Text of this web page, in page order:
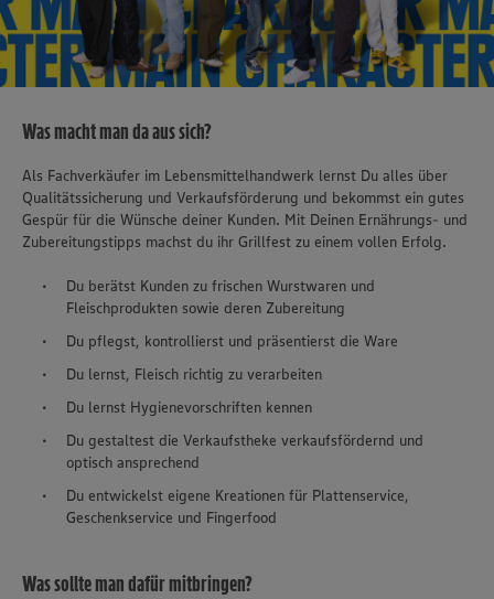
Was macht man da aus sich?
Als Fachverkäufer im Lebensmittelhandwerk lernst Du alles über
Qualitätssicherung und Verkaufsförderung und bekommst ein gutes
Gespür für die Wünsche deiner Kunden. Mit Deinen Ernährungs- und
Zubereitungstipps machst du ihr Grillfest zu einem vollen Erfolg.
Du berätst Kunden zu frischen Wurstwaren und
Fleischprodukten sowie deren Zubereitung
Du pflegst, kontrollierst und präsentierst die Ware
Du lernst, Fleisch richtig zu verarbeiten
Du lernst Hygienevorschriften kennen
Du gestaltest die Verkaufstheke verkaufsfördernd und
optisch ansprechend
Du entwickelst eigene Kreationen für Plattenservice,
Geschenkservice und Fingerfood
Was sollte man dafür mitbringen?